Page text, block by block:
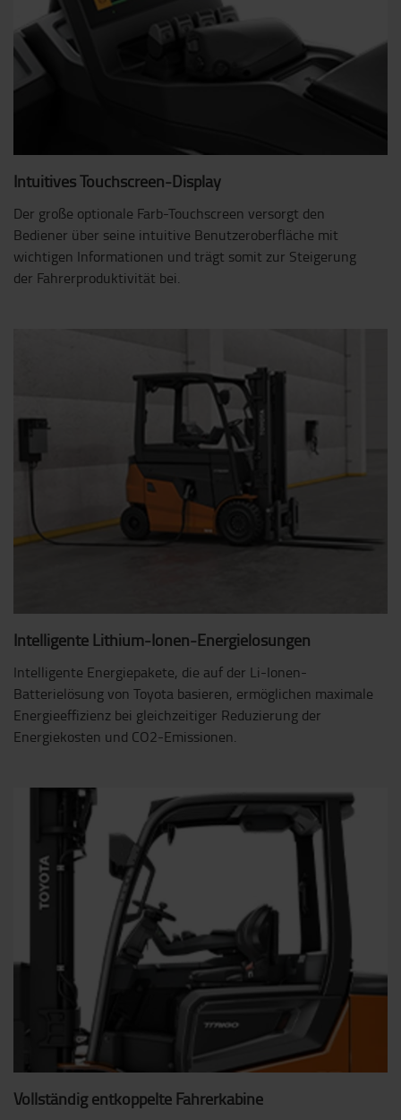
Intuitives Touchscreen-Display
Der große optionale Farb-Touchscreen versorgt den
Bediener über seine intuitive Benutzeroberfläche mit
wichtigen Informationen und trägt somit zur Steigerung
der Fahrerproduktivität bei.
Intelligente Lithium-Ionen-Energielösungen
Intelligente Energiepakete, die auf der Li-Ionen-
Batterielösung von Toyota basieren, ermöglichen maximale
Energieeffizienz bei gleichzeitiger Reduzierung der
Energiekosten und CO2-Emissionen.
Vollständig entkoppelte Fahrerkabine